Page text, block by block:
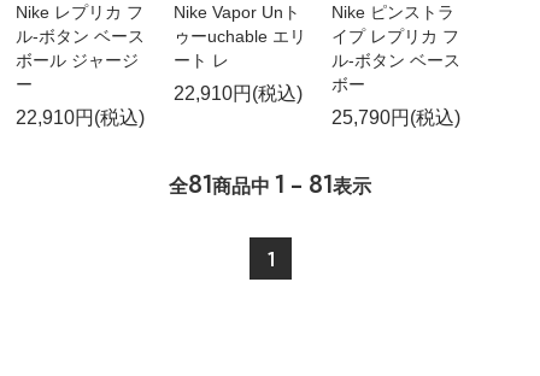
Nike レプリカ フ
ル-ボタン ベース
ボール ジャージ
ー
22,910円(税込)
Nike Vapor Unト
ゥーuchable エリ
ート レ
22,910円(税込)
Nike ピンストラ
イプ レプリカ フ
ル-ボタン ベース
ボー
25,790円(税込)
全81商品中 1 - 81表示
1